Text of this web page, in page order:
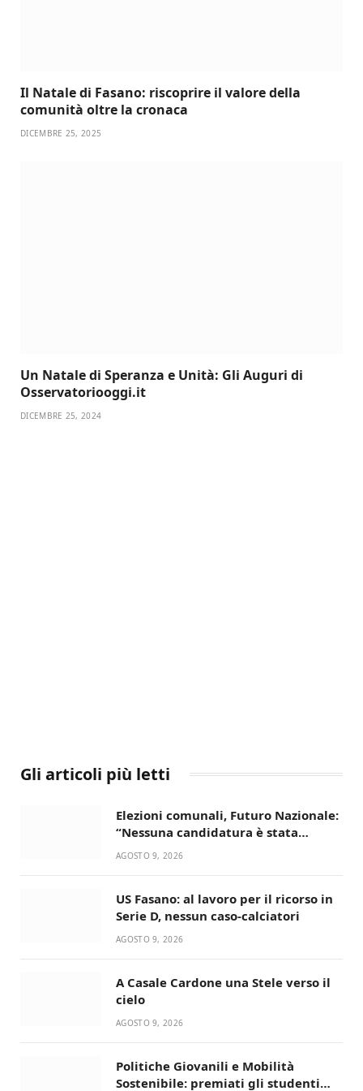
Il Natale di Fasano: riscoprire il valore della
comunità oltre la cronaca
DICEMBRE 25, 2025
Un Natale di Speranza e Unità: Gli Auguri di
Osservatoriooggi.it
DICEMBRE 25, 2024
Gli articoli più letti
Elezioni comunali, Futuro Nazionale:
“Nessuna candidatura è stata
ancora decisa”
AGOSTO 9, 2026
US Fasano: al lavoro per il ricorso in
Serie D, nessun caso-calciatori
AGOSTO 9, 2026
A Casale Cardone una Stele verso il
cielo
AGOSTO 9, 2026
Politiche Giovanili e Mobilità
Sostenibile: premiati gli studenti